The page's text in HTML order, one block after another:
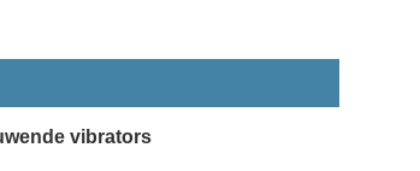
vibrators